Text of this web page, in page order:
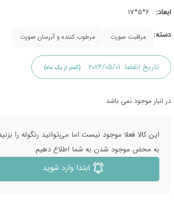
ابعاد:
6*5*17
دسته:
مراقبت صورت مرطوب کننده و آبرسان صورت
تاریخ انقضا: 2026/05/01 (کمتر از یک ماه)
در انبار موجود نمی باشد
این کالا فعلا موجود نیست اما می‌توانید رنگوله را
به محض موجود شدن به شما اطلاع دهیم.
ابتدا وارد شوید